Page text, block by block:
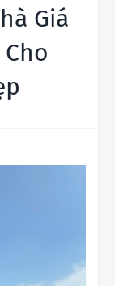
Giá